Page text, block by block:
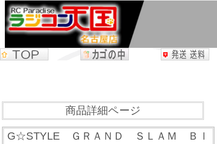
商品詳細ページ
G☆STYLE ＧＲＡＮＤ ＳＬＡＭ Ｂｌ